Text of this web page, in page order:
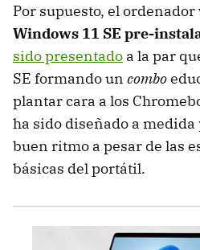
Por supuesto, el ordenador
Windows 11 SE pre-
sido presentado a la par
SE formando un combo
plantar cara a los
ha sido diseñado a medida
buen ritmo a pesar de las
básicas del portátil.